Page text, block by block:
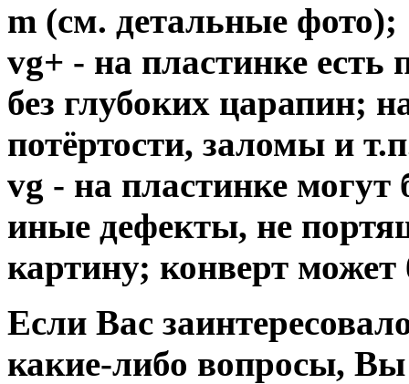
m (см. детальные фото);
vg+ - на пластинке есть
без глубоких царапин;
потёртости, заломы и
vg - на пластинке
иные дефекты, не
картину; конверт
Если Вас
какие-либо вопросы,